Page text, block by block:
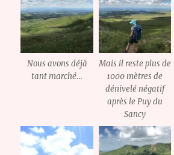
Nous avons déjà
tant marché…
Mais il reste plus de
1000 mètres de
dénivelé négatif
après le Puy du
Sancy